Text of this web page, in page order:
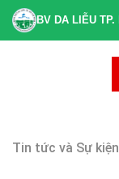
BV DA LIỄU TP.
Tin tức và Sự kiện